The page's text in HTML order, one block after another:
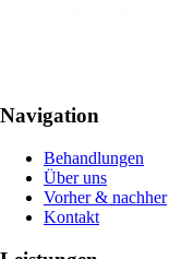
Navigation
Behandlungen
Über uns
Vorher & nachher
Kontakt